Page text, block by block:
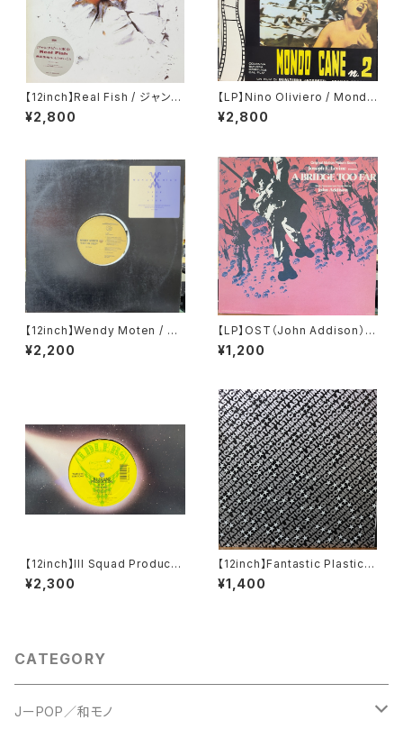
【12inch】Real Fish / ジャンク
ビート東京
¥2,800
【LP】Nino Oliviero / Mondo
Cane N° 2
¥2,800
【12inch】Wendy Moten / St
ep By Step
¥2,200
【LP】OST（John Addison） /
A Bridge Too Far
¥1,200
【12inch】Ill Squad Producti
on / On A Roll / Making A K
illing
¥2,300
【12inch】Fantastic Plastic
Machine / Take Me To The
Disco
¥1,400
CATEGORY
JーPOP／和モノ